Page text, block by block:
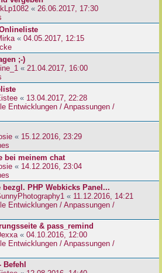
« 26.06.2017, 17:30
« 04.05.2017, 12:15
;-)
« 21.04.2017, 16:00
« 13.04.2017, 22:28
Entwicklungen / Anpassungen /
« 15.12.2016, 23:29
bei meinem chat
« 14.12.2016, 23:04
PHP Webkicks Panel...
« 11.12.2016, 14:21
Entwicklungen / Anpassungen /
& pass_remind
« 04.10.2016, 12:00
Entwicklungen / Anpassungen /
Befehl